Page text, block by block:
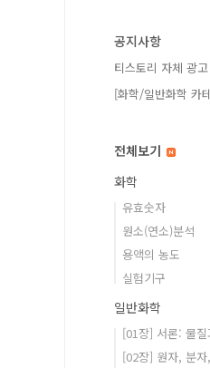
공지사항
티스토리 자체 광고
[화학/일반화학 카
전체보기
화학
유효숫자
원소(연소)분석
용액의 농도
실험기구
일반화학
[01장] 서론: 물질
[02장] 원자, 분